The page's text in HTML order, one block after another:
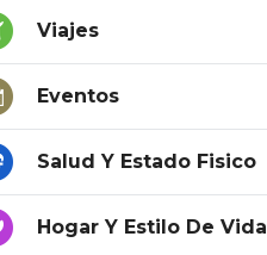
Viajes
Eventos
Salud Y Estado Fisico
Hogar Y Estilo De Vida